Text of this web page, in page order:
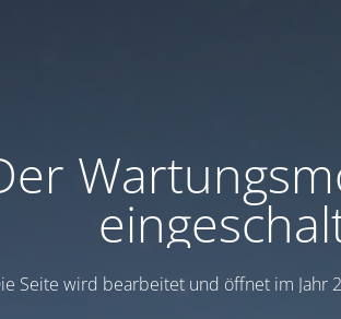
Seite wird bearbeitet und öffnet im Jahr